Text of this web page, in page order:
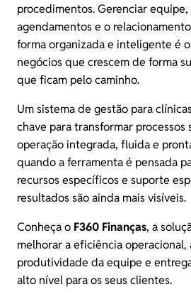
procedimentos. Gerenciar
agendamentos e o
forma organizada e inteligente é
negócios que crescem de forma
que ficam pelo caminho.
Um sistema de gestão para
chave para transformar processos
operação integrada, fluida e
quando a ferramenta é pensada
recursos específicos e suporte
resultados são ainda mais visíveis.
Conheça o F360 Finanças, a
melhorar a eficiência operacional,
produtividade da equipe e
alto nível para os seus clientes.